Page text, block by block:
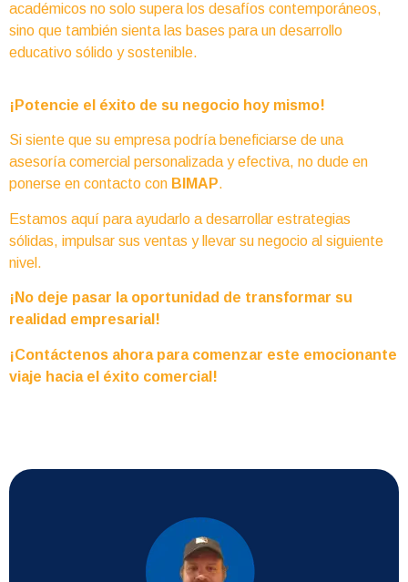
académicos no solo supera los desafíos contemporáneos,
sino que también sienta las bases para un desarrollo
educativo sólido y sostenible.
¡Potencie el éxito de su negocio hoy mismo!
Si siente que su empresa podría beneficiarse de una
asesoría comercial personalizada y efectiva, no dude en
ponerse en contacto con BIMAP.
Estamos aquí para ayudarlo a desarrollar estrategias
sólidas, impulsar sus ventas y llevar su negocio al siguiente
nivel.
¡No deje pasar la oportunidad de transformar su
realidad empresarial!
¡Contáctenos ahora para comenzar este emocionante
viaje hacia el éxito comercial!